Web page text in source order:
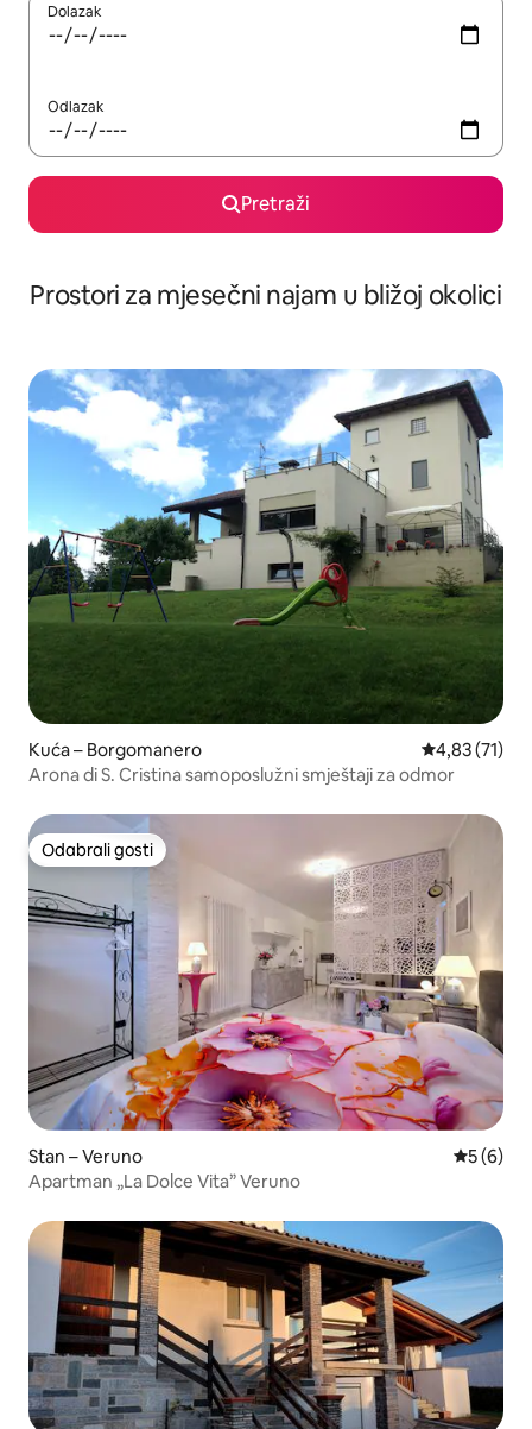
Dolazak
Odlazak
Pretraži
Prostori za mjesečni najam u bližoj okolici
Kuća – Borgomanero Prosječna
4,83 (71)
Arona di S. Cristina samoposlužni smještaji za odmor
Odabrali gosti
Odabrali gosti
Stan – Veruno
5 (6)
Apartman „La Dolce Vita” Veruno